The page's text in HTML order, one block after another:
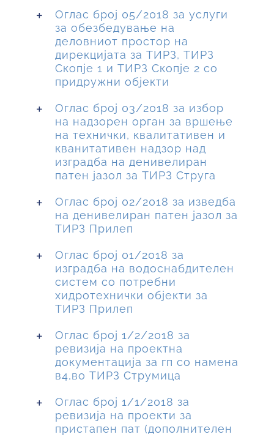
Оглас број 05/2018 за услуги
за обезбедување на
деловниот простор на
дирекцијата за ТИРЗ, ТИРЗ
Скопје 1 и ТИРЗ Скопје 2 со
придружни објекти
Оглас број 03/2018 за избор
на надзорен орган за вршење
на технички, квалитативен и
кванитативен надзор над
изградба на денивелиран
патен јазол за ТИРЗ Струга
Оглас број 02/2018 за изведба
на денивелиран патен јазол за
ТИРЗ Прилеп
Оглас број 01/2018 за
изградба на водоснабдителен
систем со потребни
хидротехнички објекти за
ТИРЗ Прилеп
Оглас број 1/2/2018 за
ревизија на проектна
документација за гп со намена
в4,во ТИРЗ Струмица
Оглас број 1/1/2018 за
ревизија на проекти за
пристапен пат (дополнителен